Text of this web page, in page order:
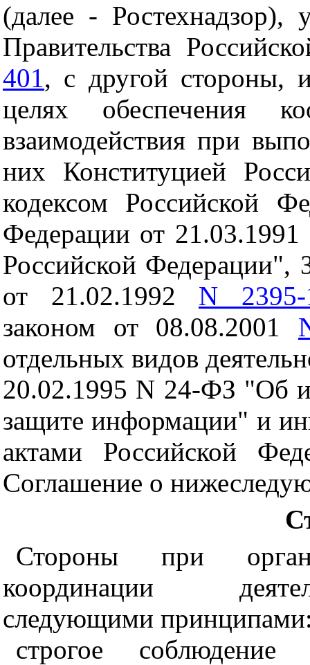
(далее - Ростехнадзор),
Правительства
401, с другой стороны,
целях обеспечения
взаимодействия при
них Конституцией
кодексом Российской
Федерации от
Российской Федерации",
от 21.02.1992 N 2395-
законом от 08.08.2001
отдельных видов
20.02.1995 N 24-ФЗ "Об
защите информации" и
актами Российской
Соглашение о
Стороны при
координации
следующими
строгое соблюдение